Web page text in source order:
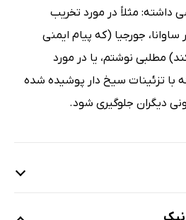
داشته: مثلاً در مورد تخریب
جورجیا (که پیام ایمنی
مطلبی نوشتم، یا در مورد
با تزئینات سیخ دار پوشیده شده
دیگران جلوگیری شود.